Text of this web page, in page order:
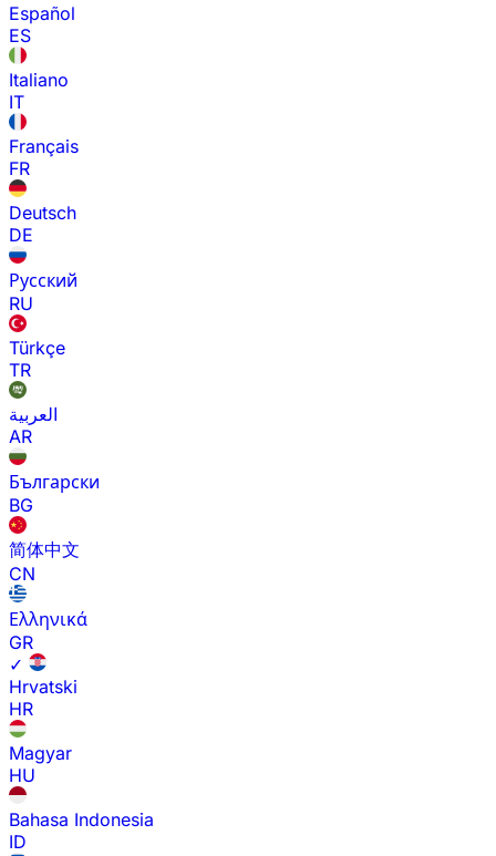
Español
ES
Italiano
IT
Français
FR
Deutsch
DE
Русский
RU
Türkçe
TR
العربية
AR
Български
BG
简体中文
CN
Ελληνικά
GR
✓
Hrvatski
HR
Magyar
HU
Bahasa Indonesia
ID